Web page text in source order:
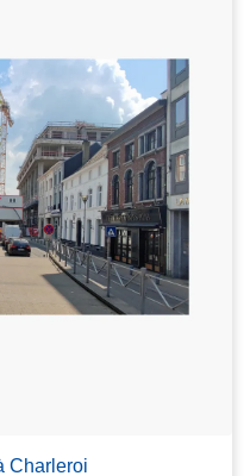
Charleroi